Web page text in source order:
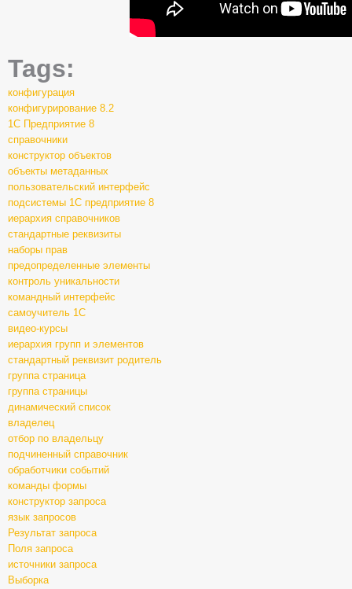
Tags:
конфигурация
конфигурирование 8.2
1С Предприятие 8
справочники
конструктор объектов
объекты метаданных
пользовательский интерфейс
подсистемы 1С предприятие 8
иерархия справочников
стандартные реквизиты
наборы прав
предопределенные элементы
контроль уникальности
командный интерфейс
самоучитель 1С
видео-курсы
иерархия групп и элементов
стандартный реквизит родитель
группа страница
группа страницы
динамический список
владелец
отбор по владельцу
подчиненный справочник
обработчики событий
команды формы
конструктор запроса
язык запросов
Результат запроса
Поля запроса
источники запроса
Выборка